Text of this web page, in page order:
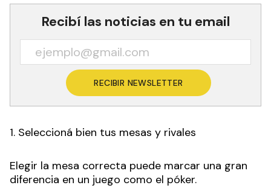
Recibí las noticias en tu email
RECIBIR NEWSLETTER
1. Seleccioná bien tus mesas y rivales
Elegir la mesa correcta puede marcar una gran
diferencia en un juego como el póker.